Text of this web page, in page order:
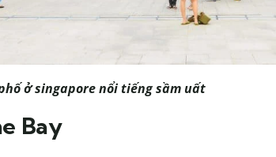
ở singaporenổi tiếng sầm uất
Bay